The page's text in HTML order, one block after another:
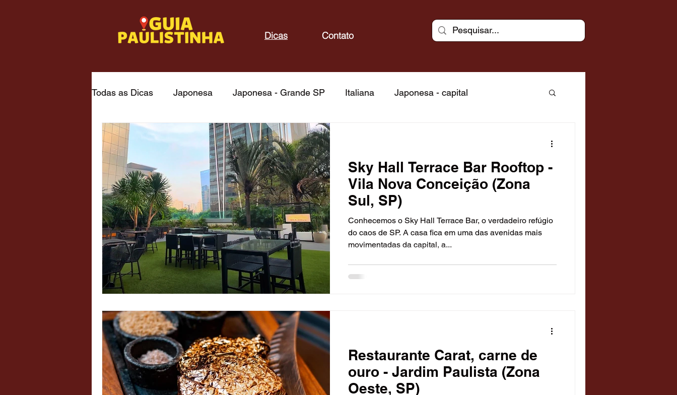
Dicas Contato
Todas as Dicas Japonesa Japonesa - Grande SP Italiana Japonesa - capital
Italiana - capital Frutos do mar Frutos do mar - capital
Churrascaria / Steakhouse Churrascarias - capital Brasileira Atrações Árabe
Museus Passeios Gratuitos Bares Docerias
Atrações Infantis Sorveterias Culinária Internacional
Mexicana Cafeterias temátícas Baladas e Casas de Shows
Burgers / Hamburguerias
Sky Hall Terrace Bar Rooftop -
Vila Nova Conceição (Zona
Sul, SP)
Conhecemos o Sky Hall Terrace Bar, o verdadeiro refúgio
do caos de SP. A casa fica em uma das avenidas mais
movimentadas da capital, a...
Restaurante Carat, carne de
ouro - Jardim Paulista (Zona
Oeste, SP)